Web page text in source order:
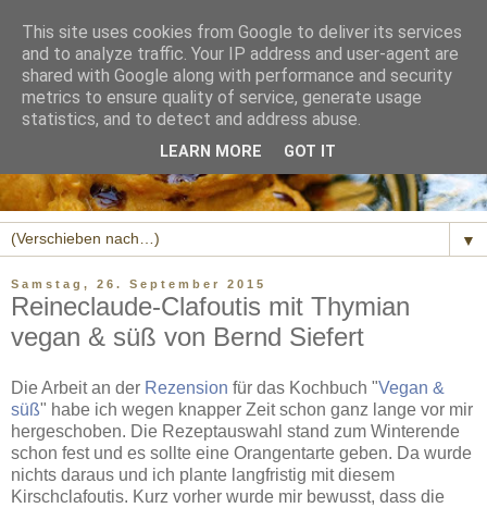
▼
Samstag, 26. September 2015
Reineclaude-Clafoutis mit Thymian
vegan & süß von Bernd Siefert
Die Arbeit an der Rezension für das Kochbuch "Vegan &
süß" habe ich wegen knapper Zeit schon ganz lange vor mir
hergeschoben. Die Rezeptauswahl stand zum Winterende
schon fest und es sollte eine Orangentarte geben. Da wurde
nichts daraus und ich plante langfristig mit diesem
Kirschclafoutis. Kurz vorher wurde mir bewusst, dass die
This site uses cookies from Google to deliver its services
and to analyze traffic. Your IP address and user-agent are
shared with Google along with performance and security
metrics to ensure quality of service, generate usage
statistics, and to detect and address abuse.
LEARN MORE GOT IT